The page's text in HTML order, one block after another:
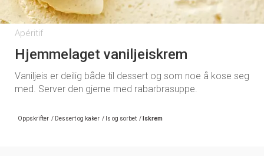
Apéritif
Hjemmelaget vaniljeiskrem
Vaniljeis er deilig både til dessert og som noe å kose seg
med. Server den gjerne med rabarbrasuppe.
Oppskrifter / Dessert og kaker / Is og sorbet / Iskrem